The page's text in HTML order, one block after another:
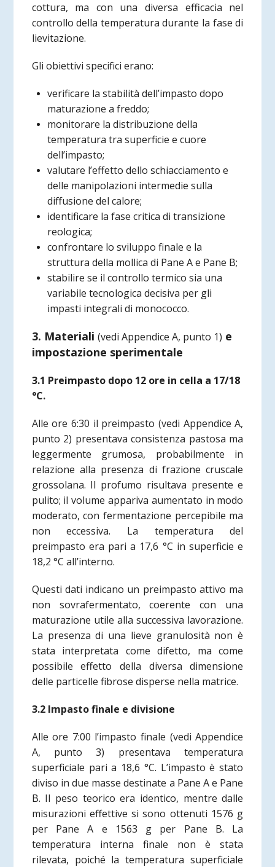
cottura, ma con una diversa efficacia nel
controllo della temperatura durante la fase di
lievitazione.
Gli obiettivi specifici erano:
verificare la stabilità dell’impasto dopo
maturazione a freddo;
monitorare la distribuzione della
temperatura tra superficie e cuore
dell’impasto;
valutare l’effetto dello schiacciamento e
delle manipolazioni intermedie sulla
diffusione del calore;
identificare la fase critica di transizione
reologica;
confrontare lo sviluppo finale e la
struttura della mollica di Pane A e Pane B;
stabilire se il controllo termico sia una
variabile tecnologica decisiva per gli
impasti integrali di monococco.
3. Materiali (vedi Appendice A, punto 1) e
impostazione sperimentale
3.1 Preimpasto dopo 12 ore in cella a 17/18
°C.
Alle ore 6:30 il preimpasto (vedi Appendice A,
punto 2) presentava consistenza pastosa ma
leggermente grumosa, probabilmente in
relazione alla presenza di frazione cruscale
grossolana. Il profumo risultava presente e
pulito; il volume appariva aumentato in modo
moderato, con fermentazione percepibile ma
non eccessiva. La temperatura del
preimpasto era pari a 17,6 °C in superficie e
18,2 °C all’interno.
Questi dati indicano un preimpasto attivo ma
non sovrafermentato, coerente con una
maturazione utile alla successiva lavorazione.
La presenza di una lieve granulosità non è
stata interpretata come difetto, ma come
possibile effetto della diversa dimensione
delle particelle fibrose disperse nella matrice.
3.2 Impasto finale e divisione
Alle ore 7:00 l’impasto finale (vedi Appendice
A, punto 3) presentava temperatura
superficiale pari a 18,6 °C. L’impasto è stato
diviso in due masse destinate a Pane A e Pane
B. Il peso teorico era identico, mentre dalle
misurazioni effettive si sono ottenuti 1576 g
per Pane A e 1563 g per Pane B. La
temperatura interna finale non è stata
rilevata, poiché la temperatura superficiale